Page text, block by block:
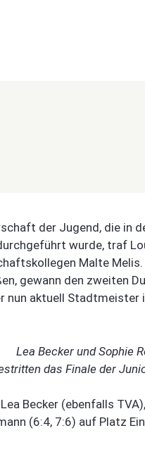
der Jugend, die in
wurde, traf
Malte
gewann den zweiten
nun aktuell Stadtmeister
Lea Becker und Sophie
das Finale der
Becker (ebenfalls
(6:4, 7:6) auf Platz